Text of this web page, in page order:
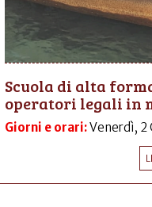
Scuola di alta
operatori legali in
Giorni e orari:Venerdì,